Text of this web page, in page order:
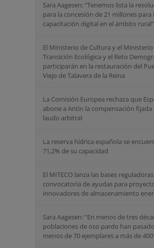
Sara Aagesen: “Tenemos lista la
para la concesión de 21 millones para
capacitación digital en el ámbito rural”
El Ministerio de Cultura y el Ministerio
Transición Ecológica y el Reto
participarán en la restauración del
Viejo de Talavera de la Reina
La Comisión Europea rechaza que
abone a Antin la compensación fijada
laudo arbitral
La reserva hídrica española se
71,2% de su capacidad
El MITECO lanza las bases
convocatoria de ayudas para
innovadores de almacenamiento
Sara Aagesen: “En menos de tres
poblaciones de oso pardo han
menos de 70 ejemplares a más de